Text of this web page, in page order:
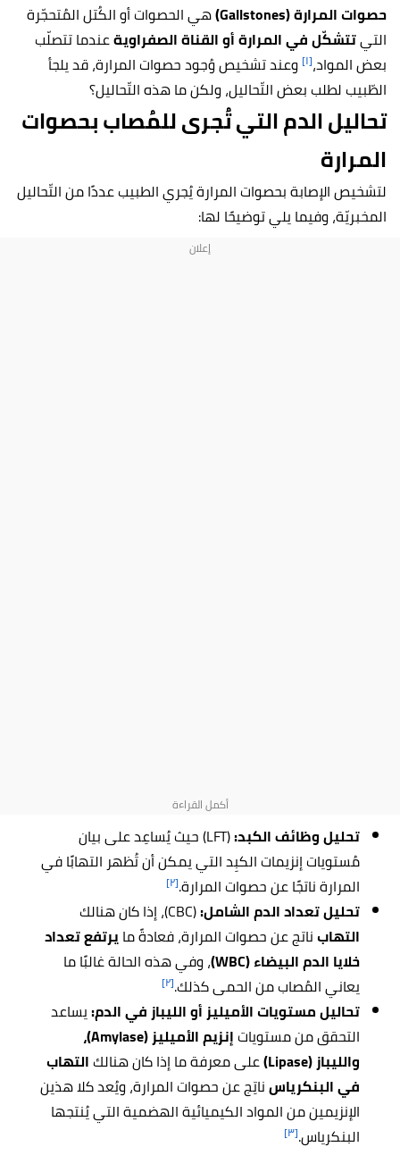
حصوات المرارة (Gallstones)
هي الحصوات أو الكُتل المُتحجّرة
التيتتشكّل في المرارة أو القناة الصفراويةعندما تتصلّب
بعض المواد،[١] وعند تشخيص وُجود حصوات المرارة، قد يلجأ
الطّبيب لطلب بعض التّحاليل، ولكن ما هذه التّحاليل؟
تحاليل الدم التي تُجرى للمُصاب بحصوات
المرارة
لتشخيص الإصابة بحصوات المرارة يُجري الطبيب عددًا من التّحاليل
المخبريّة، وفيما يلي توضيحًا لها:
تحليل وظائف الكبد:
(LFT) حيث يُساعِد على بيان
مُستويات إنزيمات الكبِد التي يمكن أن تُظهر التهابًا في
المرارة ناتجًا عن حصوات المرارة.[٢]
تحليل تعداد الدم الشامل:(CBC)، إذا كان هنالك
التهاب ناتج عن حصوات المرارة، فعادةً مايرتفع تعداد
خلايا الدم البيضاء (WBC)
، وفي هذه الحالة غالبًا ما
يعاني المُصاب من الحمى كذلك.[٢]
تحاليل مستويات الأميليز أو الليباز في الدم:يساعد
التحقق من مستويات
إنزيم الأميليز (Amylase)،
والليباز (Lipase)
على معرفة ما إذا كان هنالكالتهاب
في البنكرياسناتِج عن حصوات المرارة، ويُعد كلا هذين
الإنزيمين من المواد الكيميائية الهضمية التي يُنتجها
البنكرياس.[٣]